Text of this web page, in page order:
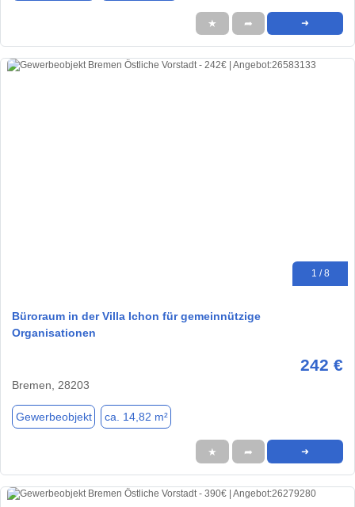
★ ➦ ➜
1 / 8
Büroraum in der Villa Ichon für gemeinnützige
Organisationen
242 €
Bremen, 28203
Gewerbeobjekt ca. 14,82 m²
★ ➦ ➜